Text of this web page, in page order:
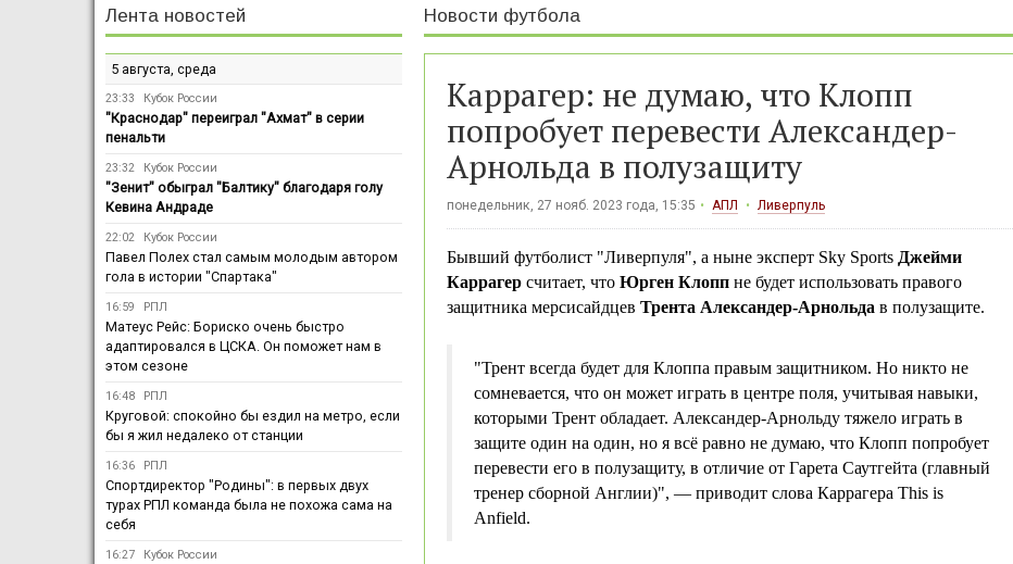
Новости футбола
Каррагер: не думаю, что Клопп
попробует перевести Александер-
Арнольда в полузащиту
понедельник, 27 нояб. 2023 года, 15:35 АПЛ Ливерпуль
Бывший футболист "Ливерпуля", а ныне эксперт Sky Sports Джейми
Каррагерсчитает, что Юрген Клоппне будет использовать правого
защитника мерсисайдцев Трента Александер-Арнольда в полузащите.
"Трент всегда будет для Клоппа правым защитником. Но никто не
сомневается, что он может играть в центре поля, учитывая навыки,
которыми Трент обладает. Александер-Арнольду тяжело играть в
защите один на один, но я всё равно не думаю, что Клопп попробует
перевести его в полузащиту, в отличие от Гарета Саутгейта (главный
тренер сборной Англии)", — приводит слова Каррагера This is
Anfield.
Лента новостей
5 августа, среда
23:33 Кубок России
"Краснодар" переиграл "Ахмат" в серии
пенальти
23:32 Кубок России
"Зенит" обыграл "Балтику" благодаря голу
Кевина Андраде
22:02 Кубок России
Павел Полех стал самым молодым автором
гола в истории "Спартака"
16:59 РПЛ
Матеус Рейс: Бориско очень быстро
адаптировался в ЦСКА. Он поможет нам в
этом сезоне
16:48 РПЛ
Круговой: спокойно бы ездил на метро, если
бы я жил недалеко от станции
16:36 РПЛ
Спортдиректор "Родины": в первых двух
турах РПЛ команда была не похожа сама на
себя
16:27 Кубок России